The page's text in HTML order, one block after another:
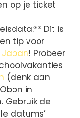
op je ticket
Dit is
tip voor
! Probeer
(denk aan
in
Gebruik de
datums’